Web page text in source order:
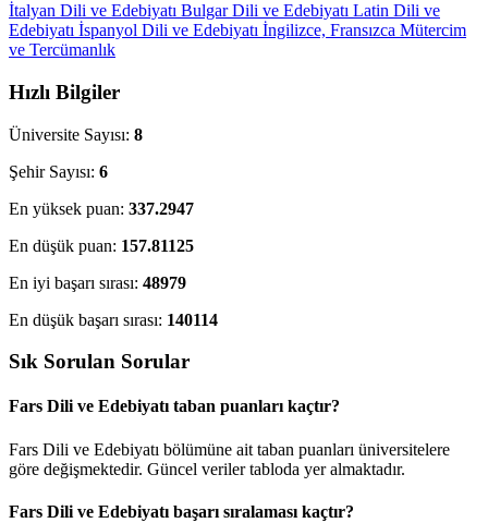
İtalyan Dili ve Edebiyatı Bulgar Dili ve Edebiyatı Latin Dili ve
Edebiyatı İspanyol Dili ve Edebiyatı İngilizce, Fransızca Mütercim
ve Tercümanlık
Hızlı Bilgiler
Üniversite Sayısı: 8
Şehir Sayısı: 6
En yüksek puan: 337.2947
En düşük puan: 157.81125
En iyi başarı sırası: 48979
En düşük başarı sırası: 140114
Sık Sorulan Sorular
Fars Dili ve Edebiyatı taban puanları kaçtır?
Fars Dili ve Edebiyatı bölümüne ait taban puanları üniversitelere
göre değişmektedir. Güncel veriler tabloda yer almaktadır.
Fars Dili ve Edebiyatı başarı sıralaması kaçtır?